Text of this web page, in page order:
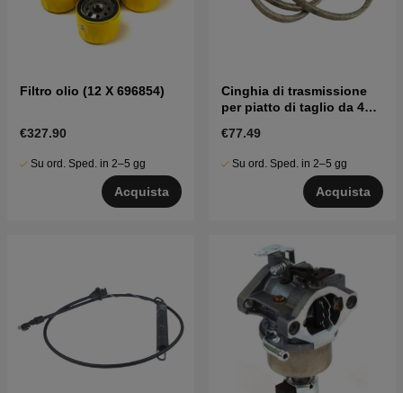
Filtro olio (12 X 696854)
€327.90
Su ord. Sped. in 2–5 gg
Acquista
Cinghia di trasmissione
per piatto di taglio da 42"
€77.49
Su ord. Sped. in 2–5 gg
Acquista